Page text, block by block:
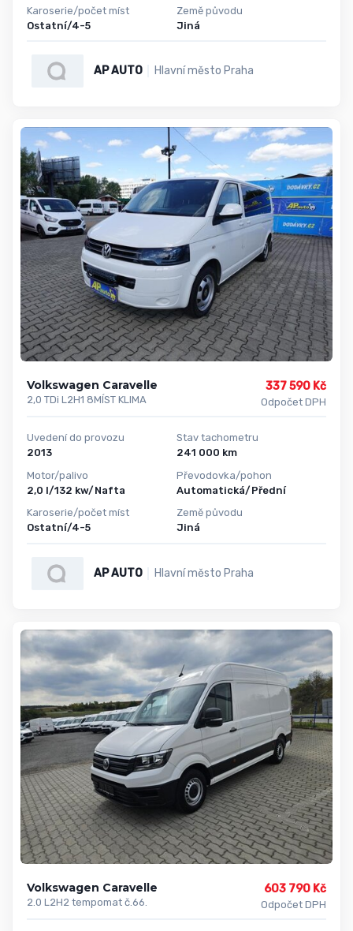
Karoserie/počet míst
Ostatní/4-5
Země původu
Jiná
AP AUTO Hlavní město Praha
Volkswagen Caravelle
2,0 TDi L2H1 8MÍST KLIMA
337 590 Kč
Odpočet DPH
Uvedení do provozu
2013
Motor/palivo
2,0 l/132 kw/Nafta
Karoserie/počet míst
Ostatní/4-5
Stav tachometru
241 000 km
Převodovka/pohon
Automatická/Přední
Země původu
Jiná
AP AUTO Hlavní město Praha
Volkswagen Caravelle
2.0 L2H2 tempomat č.66.
603 790 Kč
Odpočet DPH